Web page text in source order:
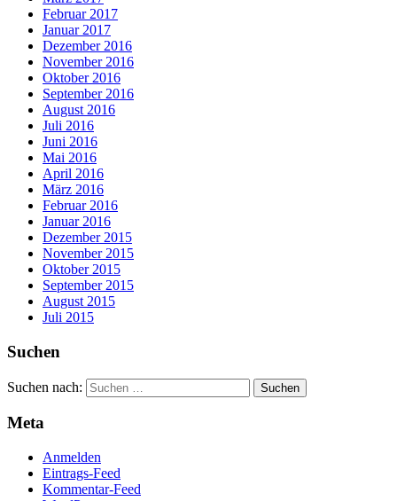
Februar 2017
Januar 2017
Dezember 2016
November 2016
Oktober 2016
September 2016
August 2016
Juli 2016
Juni 2016
Mai 2016
April 2016
März 2016
Februar 2016
Januar 2016
Dezember 2015
November 2015
Oktober 2015
September 2015
August 2015
Juli 2015
Suchen
Suchen nach:
Meta
Anmelden
Eintrags-Feed
Kommentar-Feed